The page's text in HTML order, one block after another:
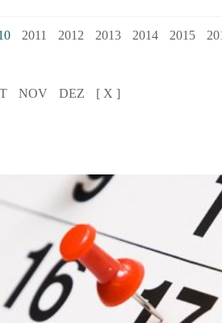
2011 2012 2013 2014 2015
NOV DEZ [ X ]